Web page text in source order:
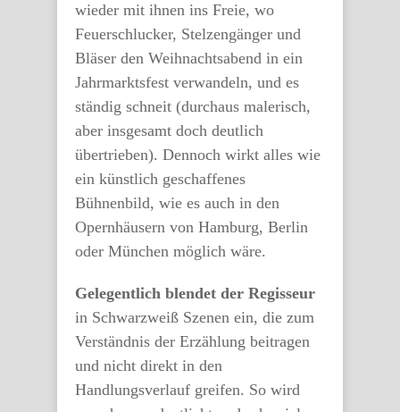
wieder mit ihnen ins Freie, wo
Feuerschlucker, Stelzengänger und
Bläser den Weihnachtsabend in ein
Jahrmarktsfest verwandeln, und es
ständig schneit (durchaus malerisch,
aber insgesamt doch deutlich
übertrieben). Dennoch wirkt alles wie
ein künstlich geschaffenes
Bühnenbild, wie es auch in den
Opernhäusern von Hamburg, Berlin
oder München möglich wäre.
Gelegentlich blendet der Regisseur
in Schwarzweiß Szenen ein, die zum
Verständnis der Erzählung beitragen
und nicht direkt in den
Handlungsverlauf greifen. So wird